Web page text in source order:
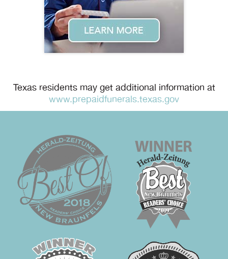
Texas residents may get additional information at
www.prepaidfunerals.texas.gov